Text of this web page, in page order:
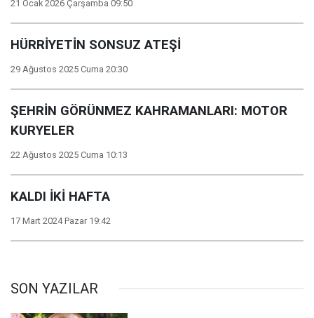
21 Ocak 2026 Çarşamba 09:50
HÜRRİYETİN SONSUZ ATEŞİ
29 Ağustos 2025 Cuma 20:30
ŞEHRİN GÖRÜNMEZ KAHRAMANLARI: MOTOR
KURYELER
22 Ağustos 2025 Cuma 10:13
KALDI İKİ HAFTA
17 Mart 2024 Pazar 19:42
SON YAZILAR